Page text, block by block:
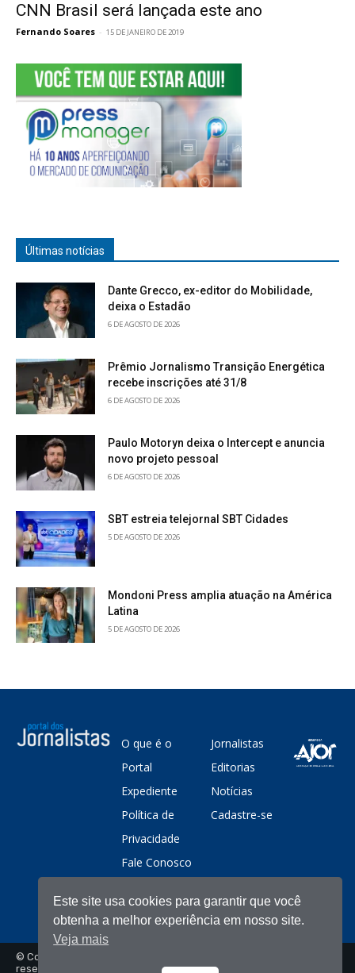
CNN Brasil será lançada este ano
Fernando Soares - 15 DE JANEIRO DE 2019
Últimas notícias
Dante Grecco, ex-editor do Mobilidade,
deixa o Estadão
6 DE AGOSTO DE 2026
Prêmio Jornalismo Transição Energética
recebe inscrições até 31/8
6 DE AGOSTO DE 2026
Paulo Motoryn deixa o Intercept e anuncia
novo projeto pessoal
6 DE AGOSTO DE 2026
SBT estreia telejornal SBT Cidades
5 DE AGOSTO DE 2026
Mondoni Press amplia atuação na América
Latina
5 DE AGOSTO DE 2026
O que é o
Portal
Expediente
Política de
Privacidade
Fale Conosco
Jornalistas
Editorias
Notícias
Cadastre-se
© Copyright - Portal dos Jornalistas - Todos os direitos
reservados
Este site usa cookies para garantir que você
obtenha a melhor experiência em nosso site.
Veja mais